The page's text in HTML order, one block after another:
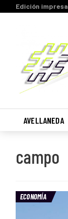
Edición impresa
AVELLANEDA
campo
ECONOMÍA